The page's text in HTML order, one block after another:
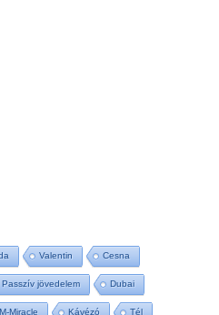
Valentin Cesna
Passzív jövedelem Dubai
M-Miracle Kávézó Tél